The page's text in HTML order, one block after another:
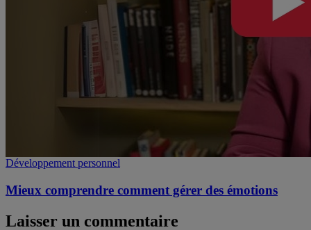
Développement personnel
Mieux comprendre comment gérer des émotions
Laisser un commentaire